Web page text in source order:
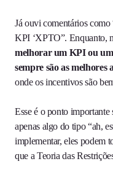
Já ouvi comentários como
KPI ‘XPTO”. Enquanto,
melhorar um KPI ou um
sempre são as melhores
onde os incentivos são
Esse é o ponto
apenas algo do tipo “ah,
implementar, eles podem
que a Teoria das